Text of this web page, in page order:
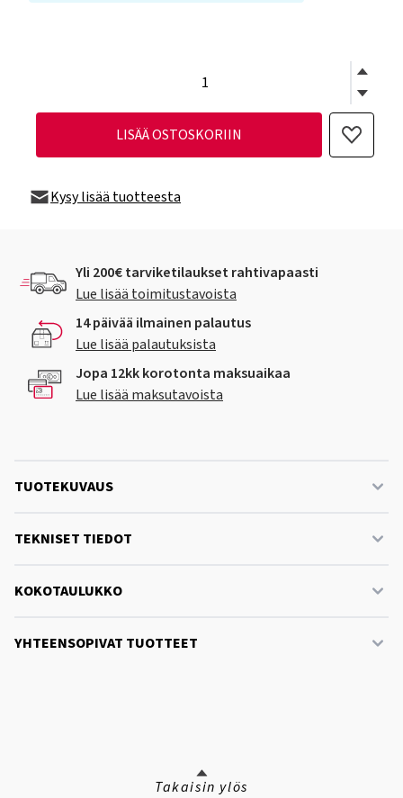
LISÄÄ OSTOSKORIIN
Kysy lisää tuotteesta
Yli 200€ tarviketilaukset rahtivapaasti
Lue lisää toimitustavoista
14 päivää ilmainen palautus
Lue lisää palautuksista
Jopa 12kk korotonta maksuaikaa
Lue lisää maksutavoista
TUOTEKUVAUS
TEKNISET TIEDOT
KOKOTAULUKKO
YHTEENSOPIVAT TUOTTEET
Takaisin ylös